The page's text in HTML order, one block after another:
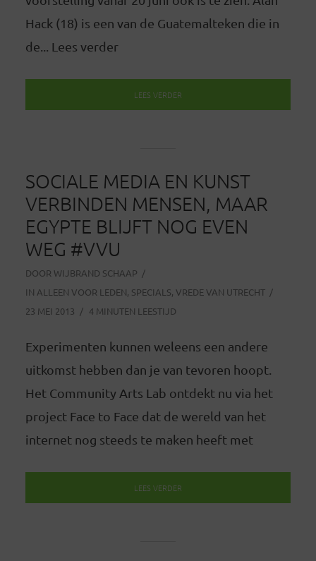
Hack (18) is een van de Guatemalteken die in
de... Lees verder
LEES VERDER
SOCIALE MEDIA EN KUNST
VERBINDEN MENSEN, MAAR
EGYPTE BLIJFT NOG EVEN
WEG #VVU
DOOR WIJBRAND SCHAAP
IN ALLEEN VOOR LEDEN, SPECIALS, VREDE VAN UTRECHT
23 MEI 2013
4 MINUTEN LEESTIJD
Experimenten kunnen weleens een andere
uitkomst hebben dan je van tevoren hoopt.
Het Community Arts Lab ontdekt nu via het
project Face to Face dat de wereld van het
internet nog steeds te maken heeft met
LEES VERDER